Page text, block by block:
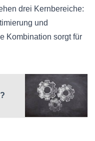
drei Kernbereiche:
und
Kombination sorgt für